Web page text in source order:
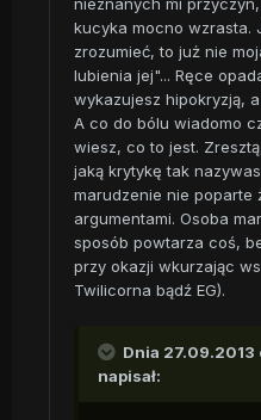
kucyka mocno wzrasta.
zrozumieć, to już nie
lubienia jej"... Ręce
wykazujesz hipokryzją,
A co do bólu wiadomo
wiesz, co to jest.
jaką krytykę tak
marudzenie nie poparte
argumentami. Osoba
sposób powtarza coś,
przy okazji wkurzając
Twilicorna bądź EG).
Dnia
napisał: